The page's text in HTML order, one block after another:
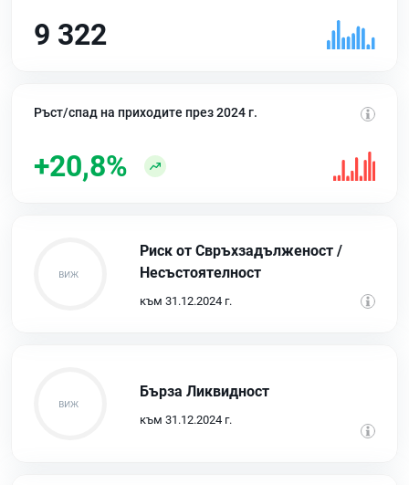
9 322
Ръст/спад на приходите през 2024 г.
+20,8%
Риск от Свръхзадълженост /
Несъстоятелност
към 31.12.2024 г.
Бърза Ликвидност
към 31.12.2024 г.